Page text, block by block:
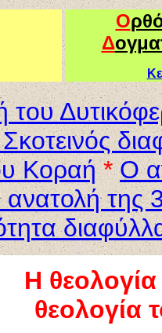
Ο
Δ
του
Κοραή * Ο
της
Η
θεολογία